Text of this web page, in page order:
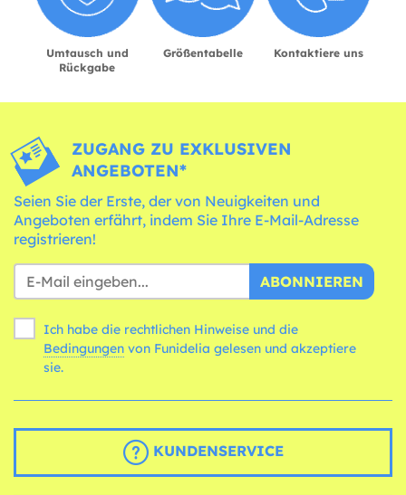
Umtausch und
Rückgabe
Größentabelle Kontaktiere uns
ZUGANG ZU EXKLUSIVEN
ANGEBOTEN*
Seien Sie der Erste, der von Neuigkeiten und
Angeboten erfährt, indem Sie Ihre E-Mail-Adresse
registrieren!
ABONNIEREN
Ich habe die rechtlichen Hinweise und die
Bedingungen
sie.
KUNDENSERVICE